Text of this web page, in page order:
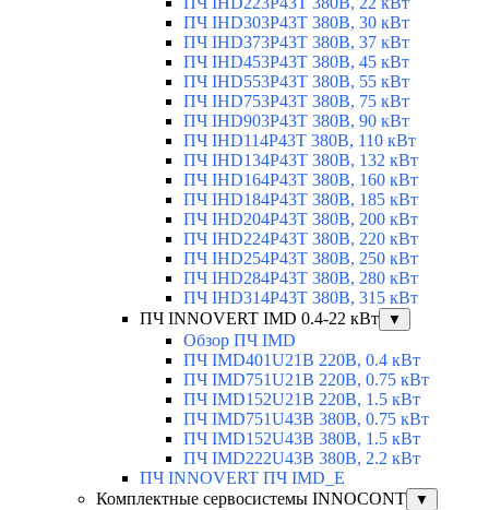
ПЧ IHD303P43T 380В, 30 кВт
ПЧ IHD373P43T 380В, 37 кВт
ПЧ IHD453P43T 380В, 45 кВт
ПЧ IHD553P43T 380В, 55 кВт
ПЧ IHD753P43T 380В, 75 кВт
ПЧ IHD903P43T 380В, 90 кВт
ПЧ IHD114P43T 380В, 110 кВт
ПЧ IHD134P43T 380В, 132 кВт
ПЧ IHD164P43T 380В, 160 кВт
ПЧ IHD184P43T 380В, 185 кВт
ПЧ IHD204P43T 380В, 200 кВт
ПЧ IHD224P43T 380В, 220 кВт
ПЧ IHD254P43T 380В, 250 кВт
ПЧ IHD284P43T 380В, 280 кВт
ПЧ IHD314P43T 380В, 315 кВт
ПЧ INNOVERT IMD 0.4-22 кВт
▼
Обзор ПЧ IMD
ПЧ IMD401U21B 220В, 0.4 кВт
ПЧ IMD751U21B 220В, 0.75 кВт
ПЧ IMD152U21B 220В, 1.5 кВт
ПЧ IMD751U43B 380В, 0.75 кВт
ПЧ IMD152U43B 380В, 1.5 кВт
ПЧ IMD222U43B 380В, 2.2 кВт
ПЧ INNOVERT ПЧ IMD_E
Комплектные сервосистемы INNOCONT
▼